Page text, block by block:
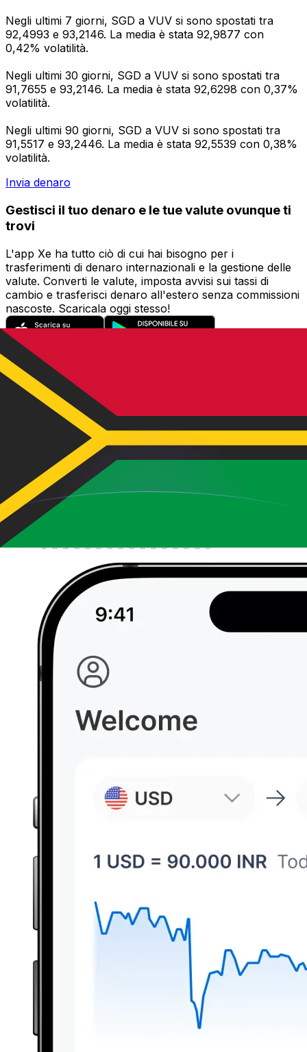
Negli ultimi 7 giorni, SGD a VUV si sono spostati tra
92,4993 e 93,2146. La media è stata 92,9877 con
0,42% volatilità.
Negli ultimi 30 giorni, SGD a VUV si sono spostati tra
91,7655 e 93,2146. La media è stata 92,6298 con 0,37%
volatilità.
Negli ultimi 90 giorni, SGD a VUV si sono spostati tra
91,5517 e 93,2446. La media è stata 92,5539 con 0,38%
volatilità.
Invia denaro
Gestisci il tuo denaro e le tue valute ovunque ti
trovi
L'app Xe ha tutto ciò di cui hai bisogno per i
trasferimenti di denaro internazionali e la gestione delle
valute. Converti le valute, imposta avvisi sui tassi di
cambio e trasferisci denaro all'estero senza commissioni
nascoste. Scaricala oggi stesso!